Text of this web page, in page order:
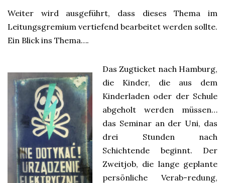
Weiter wird ausgeführt, dass dieses Thema im
Leitungsgremium vertiefend bearbeitet werden sollte.
Ein Blick ins Thema….
Das Zugticket nach Hamburg,
die Kinder, die aus dem
Kinderladen oder der Schule
abgeholt werden müssen…
das Seminar an der Uni, das
drei Stunden nach
Schichtende beginnt. Der
Zweitjob, die lange geplante
persönliche Verab-redung,